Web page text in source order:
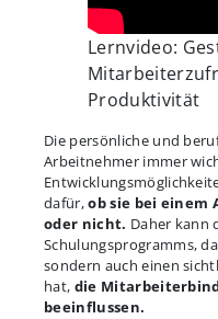
Lernvideo:
Produktivität
Die persönliche und
Arbeitnehmer immer
dafür,ob sie bei einem
oder nicht. Daher kann
Schulungsprogramms,
sondern auch einen
hat, die
beeinflussen.